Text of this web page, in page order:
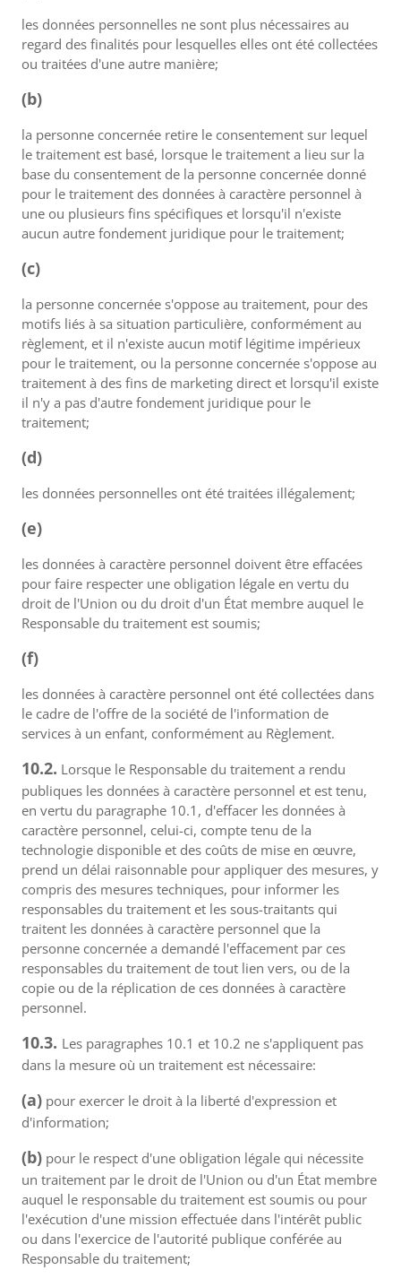
les données personnelles ne sont plus nécessaires au
regard des finalités pour lesquelles elles ont été collectées
ou traitées d'une autre manière;
(b)
la personne concernée retire le consentement sur lequel
le traitement est basé, lorsque le traitement a lieu sur la
base du consentement de la personne concernée donné
pour le traitement des données à caractère personnel à
une ou plusieurs fins spécifiques et lorsqu'il n'existe
aucun autre fondement juridique pour le traitement;
(c)
la personne concernée s'oppose au traitement, pour des
motifs liés à sa situation particulière, conformément au
règlement, et il n'existe aucun motif légitime impérieux
pour le traitement, ou la personne concernée s'oppose au
traitement à des fins de marketing direct et lorsqu'il existe
il n'y a pas d'autre fondement juridique pour le
traitement;
(d)
les données personnelles ont été traitées illégalement;
(e)
les données à caractère personnel doivent être effacées
pour faire respecter une obligation légale en vertu du
droit de l'Union ou du droit d'un État membre auquel le
Responsable du traitement est soumis;
(f)
les données à caractère personnel ont été collectées dans
le cadre de l'offre de la société de l'information de
services à un enfant, conformément au Règlement.
10.2. Lorsque le Responsable du traitement a rendu
publiques les données à caractère personnel et est tenu,
en vertu du paragraphe 10.1, d'effacer les données à
caractère personnel, celui-ci, compte tenu de la
technologie disponible et des coûts de mise en œuvre,
prend un délai raisonnable pour appliquer des mesures, y
compris des mesures techniques, pour informer les
responsables du traitement et les sous-traitants qui
traitent les données à caractère personnel que la
personne concernée a demandé l'effacement par ces
responsables du traitement de tout lien vers, ou de la
copie ou de la réplication de ces données à caractère
personnel.
10.3. Les paragraphes 10.1 et 10.2 ne s'appliquent pas
dans la mesure où un traitement est nécessaire:
(a) pour exercer le droit à la liberté d'expression et
d'information;
(b) pour le respect d'une obligation légale qui nécessite
un traitement par le droit de l'Union ou d'un État membre
auquel le responsable du traitement est soumis ou pour
l'exécution d'une mission effectuée dans l'intérêt public
ou dans l'exercice de l'autorité publique conférée au
Responsable du traitement;